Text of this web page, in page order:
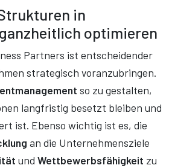
in
optimieren
Partners ist entscheidender
strategisch voranzubringen.
so zu gestalten,
langfristig besetzt bleiben und
ist. Ebenso wichtig ist es, die
an die Unternehmensziele
und Wettbewerbsfähigkeit zu